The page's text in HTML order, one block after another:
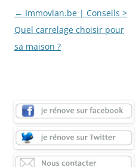
Navigation
des
articles
← Immovlan.be | Conseils >
Quel carrelage choisir pour
sa maison ?